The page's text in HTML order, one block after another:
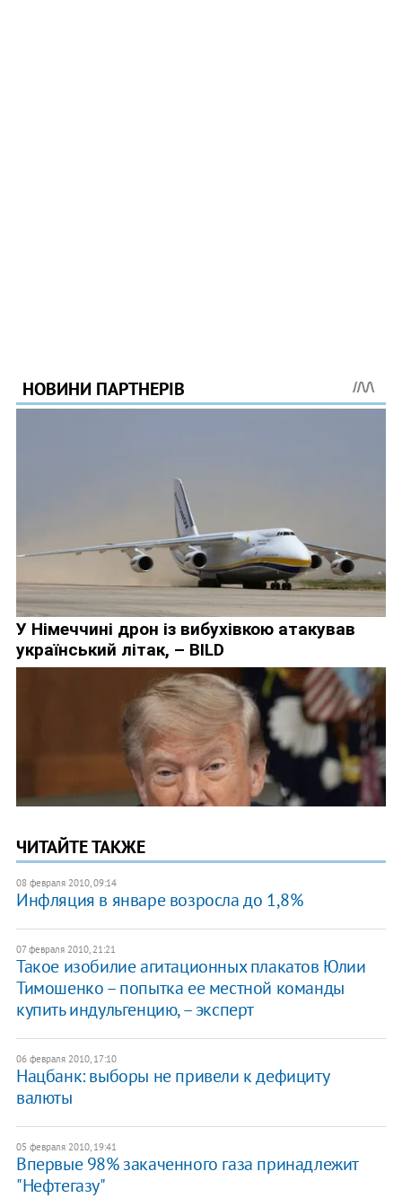
ЧИТАЙТЕ ТАКЖЕ
08 февраля 2010, 09:14
Инфляция в январе возросла до 1,8%
07 февраля 2010, 21:21
Такое изобилие агитационных плакатов Юлии
Тимошенко – попытка ее местной команды
купить индульгенцию, – эксперт
06 февраля 2010, 17:10
Нацбанк: выборы не привели к дефициту
валюты
05 февраля 2010, 19:41
Впервые 98% закаченного газа принадлежит
"Нефтегазу"